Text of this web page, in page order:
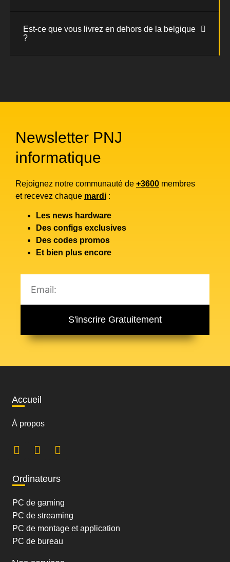
Est-ce que vous livrez en dehors de la belgique
?
Newsletter PNJ
informatique
Rejoignez notre communauté de +3600 membres
et recevez chaque mardi :
Les news hardware
Des configs exclusives
Des codes promos
Et bien plus encore
S'inscrire Gratuitement
Accueil
À propos
Ordinateurs
PC de gaming
PC de streaming
PC de montage et application
PC de bureau